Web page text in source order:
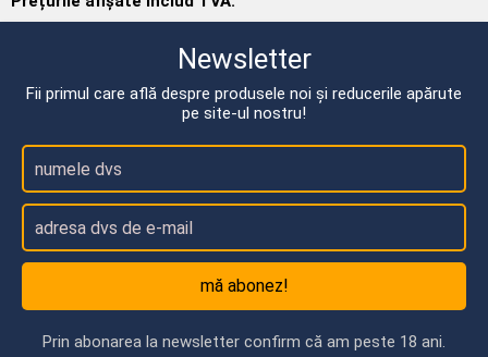
Newsletter
Fii primul care află despre produsele noi și reducerile apărute
pe site-ul nostru!
mă abonez!
Prin abonarea la newsletter confirm că am peste 18 ani.